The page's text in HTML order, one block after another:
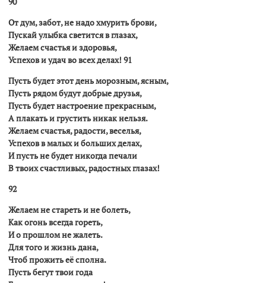
От дум, забот, не надо хмурить брови,
Пускай улыбка светится в глазах,
Желаем счастья и здоровья,
Успехов и удач во всех делах! 91
Пусть будет этот день морозным, ясным,
Пусть рядом будут добрые друзья,
Пусть будет настроение прекрасным,
А плакать и грустить никак нельзя.
Желаем счастья, радости, веселья,
Успехов в малых и больших делах,
И пусть не будет никогда печали
В твоих счастливых, радостных глазах!
92
Желаем не стареть и не болеть,
Как огонь всегда гореть,
И о прошлом не жалеть.
Для того и жизнь дана,
Чтоб прожить её сполна.
Пусть бегут твои года